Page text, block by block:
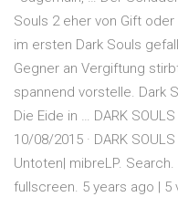
Souls 2 eher von Gift
im ersten Dark Souls
Gegner an Vergiftung
spannend vorstelle. Dark
Die Eide in … DARK
10/08/2015 · DARK
Untoten| mibreLP.
fullscreen. 5 years ago | 5